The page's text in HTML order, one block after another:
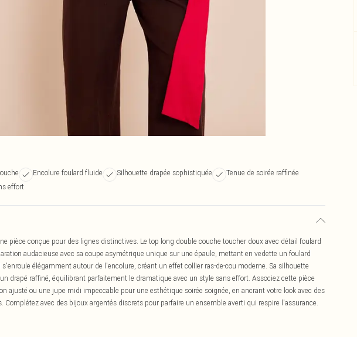
Encolure foulard fluide Silhouette drapée sophistiquée
Tenue de soirée raffinée
effort
pièce conçue pour des lignes distinctives. Le top long double couche toucher doux avec détail foulard
audacieuse avec sa coupe asymétrique unique sur une épaule, mettant en vedette un foulard
élégamment autour de l'encolure, créant un effet collier ras-de-cou moderne. Sa silhouette
drapé raffiné, équilibrant parfaitement le dramatique avec un style sans effort. Associez cette pièce
ajusté ou une jupe midi impeccable pour une esthétique soirée soignée, en ancrant votre look avec des
Complétez avec des bijoux argentés discrets pour parfaire un ensemble averti qui respire l'assurance.